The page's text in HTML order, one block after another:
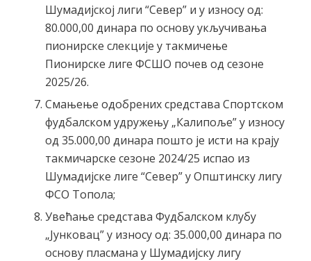
Шумадијској лиги “Север” и у износу од:
80.000,00 динара по основу укључивања
пионирске слекције у такмичење
Пионирске лиге ФСШО почев од сезоне
2025/26.
Смањење одобрених средстава Спортском
фудбалском удружењу „Калипоље” у износу
од 35.000,00 динара пошто је исти на крају
такмичарске сезоне 2024/25 испао из
Шумадијске лиге “Север” у Општинску лигу
ФСО Топола;
Увећање средстава Фудбалском клубу
„Јунковац” у износу од: 35.000,00 динара по
основу пласмана у Шумадијску лигу